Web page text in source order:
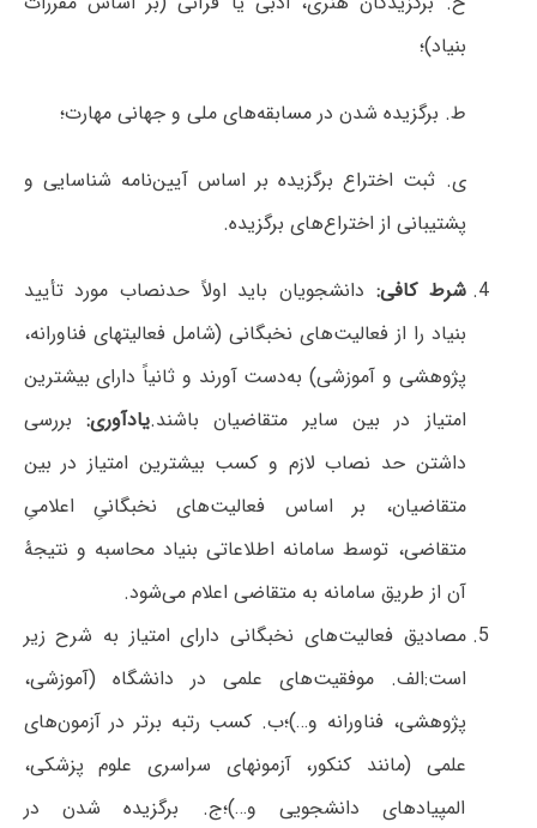
بنیاد)؛
ط. برگزیده شدن در مسابقه‌های ملی و جهانی مهارت؛
ی. ثبت اختراع برگزیده بر اساس آیین‌نامه شناسایی و
پشتیبانی از اختراع‌های برگزیده.
شرط کافی: دانشجویان باید اولاً حدنصاب مورد تأیید
بنیاد را از فعالیت‌های نخبگانی (شامل فعالیت­های فناورانه،
پژوهشی و آموزشی) به‌دست آورند و ثانیاً دارای بیشترین
امتیاز در بین سایر متقاضیان باشند.یادآوری: بررسی
داشتن حد نصاب لازم و کسب بیشترین امتیاز در بین
متقاضیان، بر اساس فعالیت‌های نخبگانیِ اعلامیِ
متقاضی، توسط سامانه اطلاعاتی بنیاد محاسبه و نتیجۀ
آن از طریق سامانه به متقاضی اعلام می‌شود.
مصادیق فعالیت‌های نخبگانی دارای امتیاز به شرح زیر
است:الف. موفقیت‌های علمی در دانشگاه (آموزشی،
پژوهشی، فناورانه و…)؛ب. کسب رتبه برتر در آزمون‌های
علمی (مانند کنکور، آزمون­های سراسری علوم پزشکی،
المپیادهای دانشجویی و…)؛ج. برگزیده شدن در